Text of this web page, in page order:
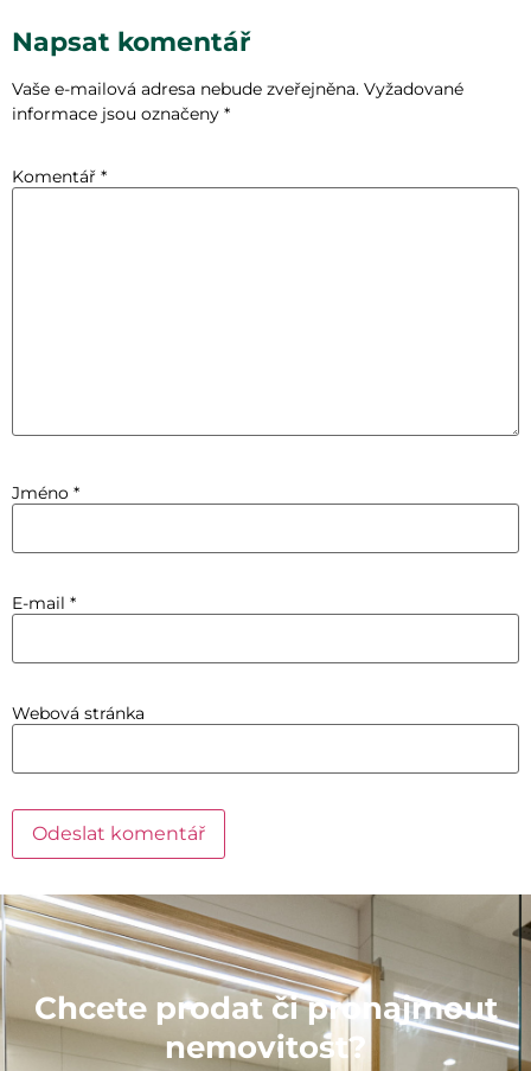
Napsat komentář
Vaše e-mailová adresa nebude zveřejněna. Vyžadované
informace jsou označeny *
Komentář *
Jméno *
E-mail *
Webová stránka
Chcete prodat či pronajmout
nemovitost?